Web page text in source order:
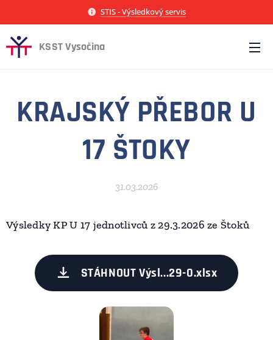
STIS - Výsledkový servis
KSST Vysočina
KRAJSKÝ PŘEBOR U
17 ŠTOKY
31.03.2026
Výsledky KP U 17 jednotlivců z 29.3.2026 ze Štoků
STÁHNOUT Výsl...29-0.xlsx